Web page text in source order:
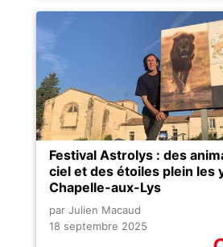
Festival Astrolys : des
ciel et des étoiles plein les
Chapelle-aux-Lys
par Julien Macaud
18 septembre 2025